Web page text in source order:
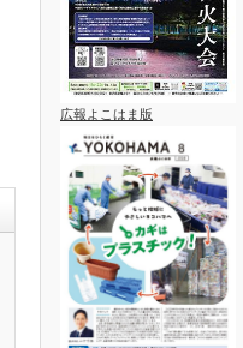
広報よこはま版